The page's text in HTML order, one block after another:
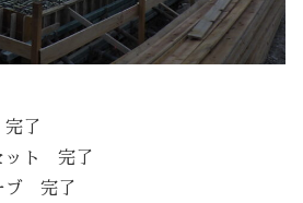
了
ット 完了
ブ 完了